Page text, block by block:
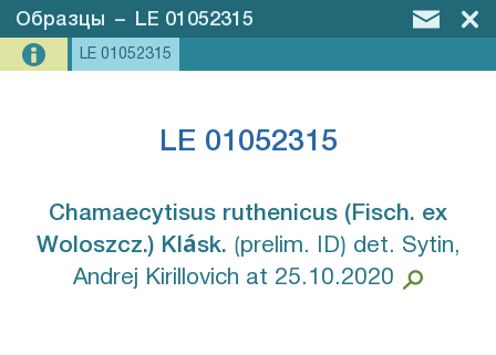
Образцы – LE 01052315
LE 01052315
LE 01052315
Chamaecytisus ruthenicus (Fisch. ex
Woloszcz.) Klásk.⁣ ⟮prelim. ID⟯ det. Sytin,
Andrej Kirillovich at 25.10.2020